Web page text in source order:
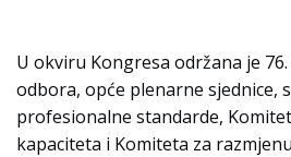
U okviru Kongresa održana je
odbora, opće plenarne sjednice,
profesionalne standarde,
kapaciteta i Komiteta za